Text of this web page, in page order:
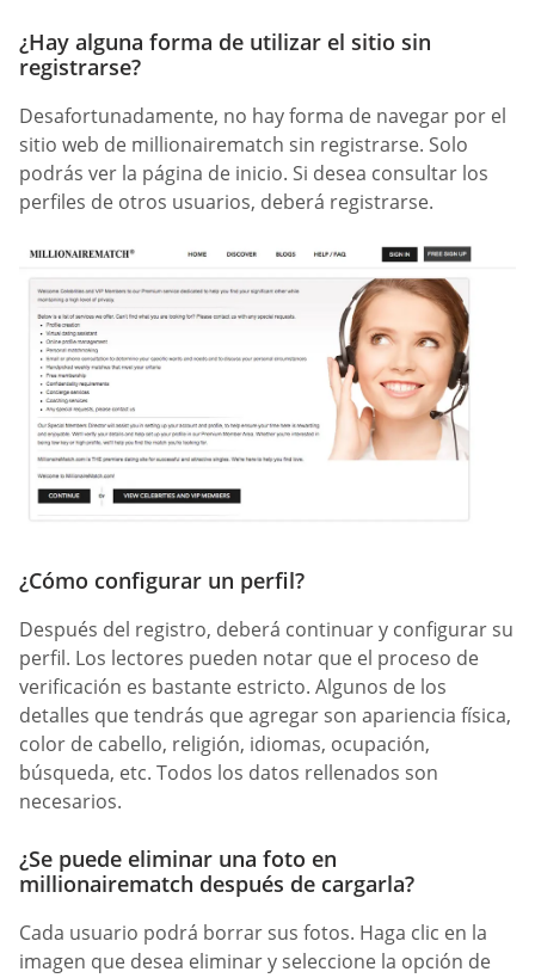
¿Hay alguna forma de utilizar el sitio sin
registrarse?
Desafortunadamente, no hay forma de navegar por el
sitio web de millionairematch sin registrarse. Solo
podrás ver la página de inicio. Si desea consultar los
perfiles de otros usuarios, deberá registrarse.
¿Cómo configurar un perfil?
Después del registro, deberá continuar y configurar su
perfil. Los lectores pueden notar que el proceso de
verificación es bastante estricto. Algunos de los
detalles que tendrás que agregar son apariencia física,
color de cabello, religión, idiomas, ocupación,
búsqueda, etc. Todos los datos rellenados son
necesarios.
¿Se puede eliminar una foto en
millionairematch después de cargarla?
Cada usuario podrá borrar sus fotos. Haga clic en la
imagen que desea eliminar y seleccione la opción de